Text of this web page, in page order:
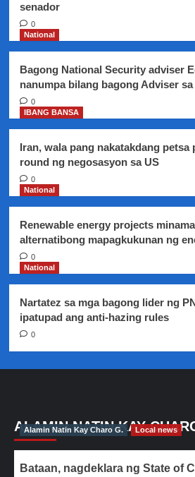
kinansela
na
sa
pagpapasara
Boracay
senador
0
National
Bagong National Security adviser
nanumpa bilang bagong Adviser
0
IBANG BANSA
Iran, wala pang nakatakdang petsa
round ng negosasyon sa US
0
National
Renewable energy projects
alternatibong mapagkukunan ng
0
National
Nartatez sa mga bagong lider ng
ipatupad ang anti-hazing rules
0
ALAMIN NATIN KAY
Alamin Natin Kay Charo G. Local news
Bataan, nagdeklara ng State of